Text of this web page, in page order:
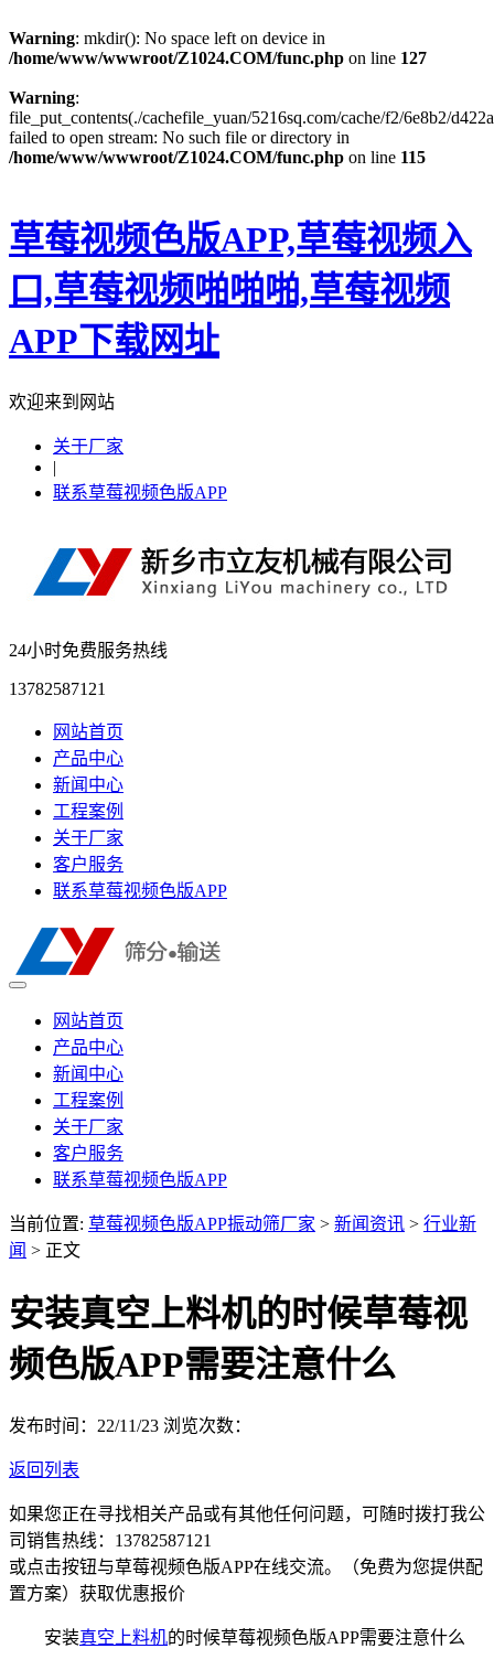
Warning: mkdir(): No space left on device in
/home/www/wwwroot/Z1024.COM/func.php on line 127
Warning:
file_put_contents(./cachefile_yuan/5216sq.com/cache/f2/6e8b2/
failed to open stream: No such file or directory in
/home/www/wwwroot/Z1024.COM/func.php on line 115
草莓视频色版APP,草莓视频入
口,草莓视频啪啪啪,草莓视频
APP下载网址
欢迎来到网站
关于厂家
|
联系草莓视频色版APP
24小时免费服务热线
13782587121
网站首页
产品中心
新闻中心
工程案例
关于厂家
客户服务
联系草莓视频色版APP
网站首页
产品中心
新闻中心
工程案例
关于厂家
客户服务
联系草莓视频色版APP
当前位置: 草莓视频色版APP振动筛厂家 > 新闻资讯 > 行业新
闻 > 正文
安装真空上料机的时候草莓视
频色版APP需要注意什么
发布时间：22/11/23 浏览次数：
返回列表
如果您正在寻找相关产品或有其他任何问题，可随时拨打我公
司销售热线： 13782587121
或点击按钮与草莓视频色版APP在线交流。（免费为您提供配
置方案） 获取优惠报价
安装真空上料机的时候草莓视频色版APP需要注意什么